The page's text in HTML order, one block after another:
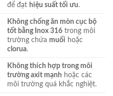
để đạt hiệu suất tối ưu.
Không chống ăn mòn cục bộ
tốt bằng Inox 316 trong môi
trường chứa muối hoặc
clorua.
Không thích hợp trong môi
trường axit mạnh hoặc các
môi trường quá khắc nghiệt.